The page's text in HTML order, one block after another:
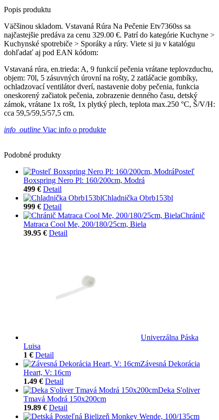
Popis produktu
Väčšinou skladom. Vstavaná Rúra Na Pečenie Etv7360ss sa
najčastejšie predáva za cenu 329.00 €. Patrí do kategórie Kuchyne >
Kuchynské spotrebiče > Sporáky a rúry. Viete si ju v katalógu
dohľadať aj pod EAN kódom:
Vstavaná rúra, en.trieda: A, 9 funkcií pečenia vrátane teplovzduchu,
objem: 70l, 5 zásuvných úrovní na rošty, 2 zatláčacie gombíky,
ochladzovací ventilátor dverí, nastavenie doby pečenia, funkcia
oneskorený začiatok pečenia, zobrazenie denného času, detský
zámok, vrátane 1x rošt, 1x plytký plech, teplota max.250 °C, Š/V/H:
cca 59,5/59,5/57,5 cm.
info_outline Viac info o produkte
Podobné produkty
Posteľ
Boxspring Nero Pl: 160/200cm, Modrá
499 € Detail
Chladnička Obrb153bl
999 € Detail
Chránič
Matraca Cool Me, 200/180/25cm, Biela
39.95 € Detail
Univerzálna Páska
Luisa
1 € Detail
Závesná Dekorácia
Heart, V: 16cm
1.49 € Detail
Deka S'oliver
Tmavá Modrá 150x200cm
19.89 € Detail